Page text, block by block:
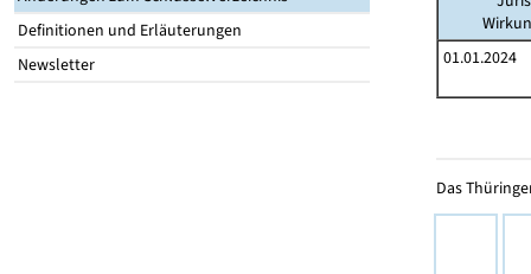
Definitionen und Erläuterungen
Newsletter
01.01.2024
Das